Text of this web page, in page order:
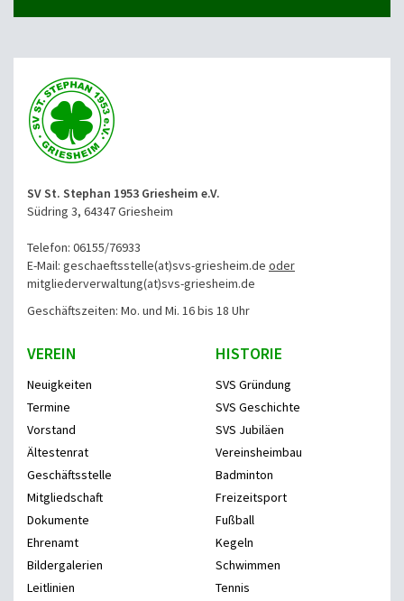
SV St. Stephan 1953 Griesheim e.V.
Südring 3, 64347 Griesheim
Telefon: 06155/76933
E-Mail: geschaeftsstelle(at)svs-griesheim.de oder
mitgliederverwaltung(at)svs-griesheim.de
Geschäftszeiten: Mo. und Mi. 16 bis 18 Uhr
VEREIN
Neuigkeiten
Termine
Vorstand
Ältestenrat
Geschäftsstelle
Mitgliedschaft
Dokumente
Ehrenamt
Bildergalerien
Leitlinien
HISTORIE
SVS Gründung
SVS Geschichte
SVS Jubiläen
Vereinsheimbau
Badminton
Freizeitsport
Fußball
Kegeln
Schwimmen
Tennis